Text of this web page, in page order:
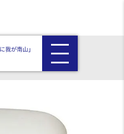
ヤホン（ホワイト）